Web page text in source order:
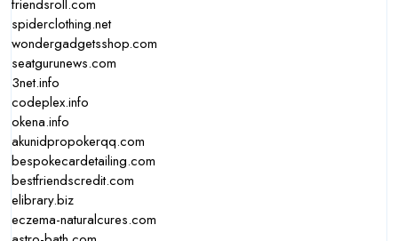
friendsroll.com
spiderclothing.net
wondergadgetsshop.com
seatgurunews.com
3net.info
codeplex.info
okena.info
akunidpropokerqq.com
bespokecardetailing.com
bestfriendscredit.com
elibrary.biz
eczema-naturalcures.com